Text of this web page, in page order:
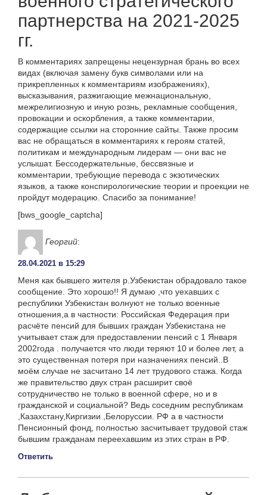
партнерства на 2021-2025
гг.
В комментариях запрещены нецензурная брань во всех
видах (включая замену букв символами или на
прикрепленных к комментариям изображениях),
высказывания, разжигающие межнациональную,
межрелигиозную и иную рознь, рекламные сообщения,
провокации и оскорбления, а также комментарии,
содержащие ссылки на сторонние сайты. Также просим
вас не обращаться в комментариях к героям статей,
политикам и международным лидерам — они вас не
услышат. Бессодержательные, бессвязные и
комментарии, требующие перевода с экзотических
языков, а также конспирологические теории и проекции не
пройдут модерацию. Спасибо за понимание!
[bws_google_captcha]
Георгий:
28.04.2021 в 15:29
Меня как бывшего жителя р.Узбекистан обрадовало такое
сообщение. Это хорошо!! Я думаю ,что уехавших с
республики Узбекистан волнуют не только военные
отношения,а в частности: Российская Федерация при
расчёте пенсий для бывших граждан Узбекистана не
учитывает стаж для предоставлении пенсий с 1 Января
2002года . получается что люди теряют 10 и более лет, а
это существенная потеря при назначениях пенсий..В
моём случае не засчитано 14 лет трудового стажа. Когда
же правительство двух стран расширит своё
сотрудничество не только в военной сфере, но и в
гражданской и социальной? Ведь соседним республикам
,Казахстану,Киргизии ,Белоруссии. РФ а в частности
Пенсионный фонд, полностью засчитывает трудовой стаж
бывшим гражданам переехавшим из этих стран в РФ.
Ответить